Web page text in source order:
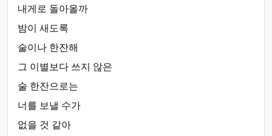
내게로 돌아올까
밤이 새도록
술이나 한잔해
그 이별보다 쓰지 않은
술 한잔으로는
너를 보낼 수가
없을 것 같아